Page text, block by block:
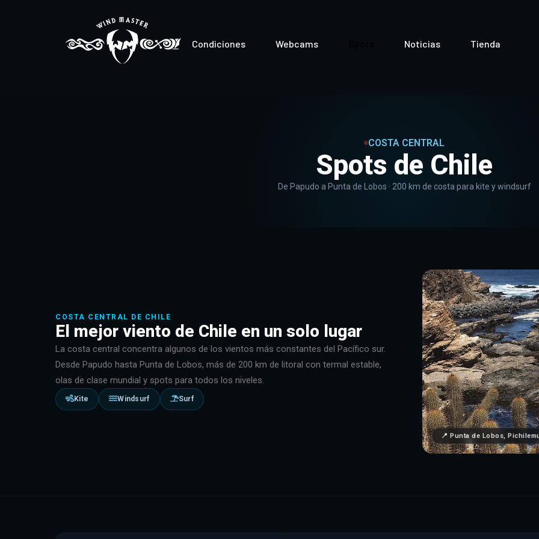
Condiciones Webcams Noticias Tienda
COSTA CENTRAL
Spots de Chile
De Papudo a Punta de Lobos · 200 km de costa para kite y windsurf
COSTA CENTRAL DE CHILE
El mejor viento de Chile en un solo lugar
La costa central concentra algunos de los vientos más constantes del Pacífico sur.
Desde Papudo hasta Punta de Lobos, más de 200 km de litoral con termal estable,
olas de clase mundial y spots para todos los niveles.
Kite Windsurf Surf
📍 Punta de Lobos,